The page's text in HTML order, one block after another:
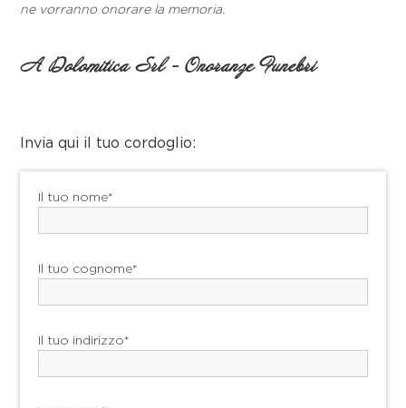
ne vorranno onorare la memoria.
A Dolomitica Srl - Onoranze Funebri
Invia qui il tuo cordoglio:
Il tuo nome*
Il tuo cognome*
Il tuo indirizzo*